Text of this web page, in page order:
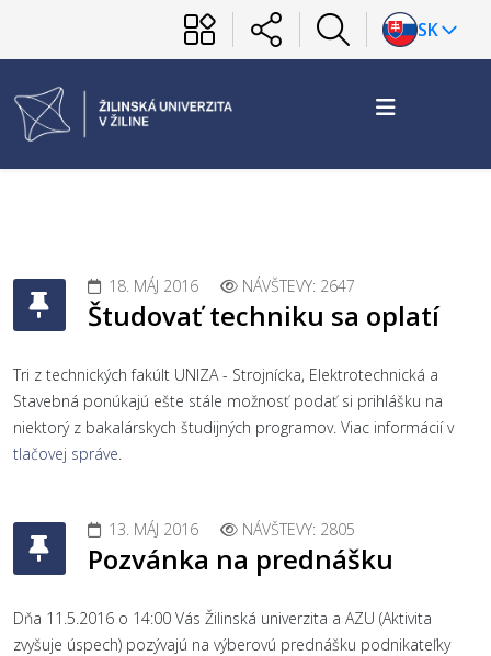
SK
18. MÁJ 2016 NÁVŠTEVY: 2647
Študovať techniku sa oplatí
Tri z technických fakúlt UNIZA - Strojnícka, Elektrotechnická a
Stavebná ponúkajú ešte stále možnosť podať si prihlášku na
niektorý z bakalárskych študijných programov. Viac informácií v
tlačovej správe.
13. MÁJ 2016 NÁVŠTEVY: 2805
Pozvánka na prednášku
Dňa 11.5.2016 o 14:00 Vás Žilinská univerzita a AZU (Aktivita
zvyšuje úspech) pozývajú na výberovú prednášku podnikateľky